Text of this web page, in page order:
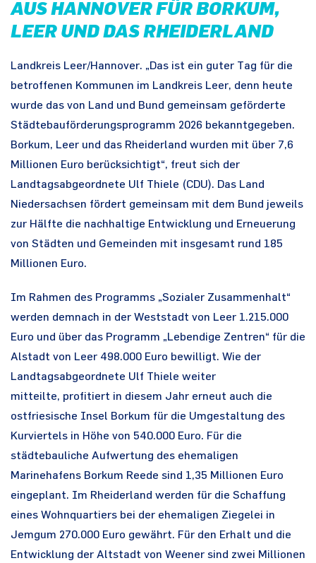
AUS HANNOVER FÜR BORKUM,
LEER UND DAS RHEIDERLAND
Landkreis Leer/Hannover. „Das ist ein guter Tag für die
betroffenen Kommunen im Landkreis Leer, denn heute
wurde das von Land und Bund gemeinsam geförderte
Städtebauförderungsprogramm 2026 bekanntgegeben.
Borkum, Leer und das Rheiderland wurden mit über 7,6
Millionen Euro berücksichtigt“, freut sich der
Landtagsabgeordnete Ulf Thiele (CDU). Das Land
Niedersachsen fördert gemeinsam mit dem Bund jeweils
zur Hälfte die nachhaltige Entwicklung und Erneuerung
von Städten und Gemeinden mit insgesamt rund 185
Millionen Euro.
Im Rahmen des Programms „Sozialer Zusammenhalt“
werden demnach in der Weststadt von Leer 1.215.000
Euro und über das Programm „Lebendige Zentren“ für die
Alstadt von Leer 498.000 Euro bewilligt. Wie der
Landtagsabgeordnete Ulf Thiele weiter
mitteilte, profitiert in diesem Jahr erneut auch die
ostfriesische Insel Borkum für die Umgestaltung des
Kurviertels in Höhe von 540.000 Euro. Für die
städtebauliche Aufwertung des ehemaligen
Marinehafens Borkum Reede sind 1,35 Millionen Euro
eingeplant. Im Rheiderland werden für die Schaffung
eines Wohnquartiers bei der ehemaligen Ziegelei in
Jemgum 270.000 Euro gewährt. Für den Erhalt und die
Entwicklung der Altstadt von Weener sind zwei Millionen